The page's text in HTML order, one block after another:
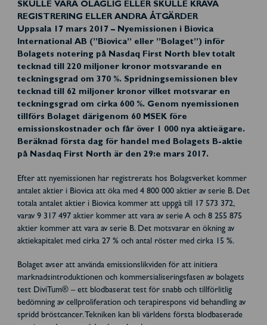
SKULLE VARA OLAGLIG ELLER SKULLE KRÄVA
REGISTRERING ELLER ANDRA ÅTGÄRDER
Uppsala 17 mars 2017 – Nyemissionen i Biovica
International AB (”Biovica” eller ”Bolaget”) inför
Bolagets notering på Nasdaq First North blev totalt
tecknad till 220 miljoner kronor motsvarande en
teckningsgrad om 370 %. Spridningsemissionen blev
tecknad till 62 miljoner kronor vilket motsvarar en
teckningsgrad om cirka 600 %. Genom nyemissionen
tillförs Bolaget därigenom 60 MSEK före
emissionskostnader och får över 1 000 nya aktieägare.
Beräknad första dag för handel med Bolagets B-aktie
på Nasdaq First North är den 29:e mars 2017.
Efter att nyemissionen har registrerats hos Bolagsverket kommer
antalet aktier i Biovica att öka med 4 800 000 aktier av serie B. Det
totala antalet aktier i Biovica kommer att uppgå till 17 573 372,
varav 9 317 497 aktier kommer att vara av serie A och 8 255 875
aktier kommer att vara av serie B. Det motsvarar en ökning av
aktiekapitalet med cirka 27 % och antal röster med cirka 15 %.
Bolaget avser att använda emissionslikviden för att initiera
marknadsintroduktionen och kommersialiseringsfasen av bolagets
test DiviTum® – ett blodbaserat test för snabb och tillförlitlig
bedömning av cellproliferation och terapirespons vid behandling av
spridd bröstcancer. Tekniken kan bli världens första blodbaserade